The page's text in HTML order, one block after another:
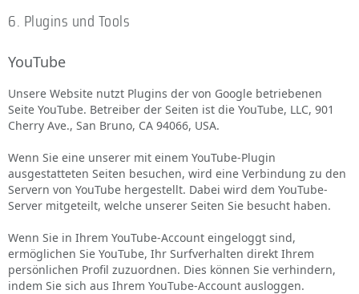
6. Plugins und Tools
YouTube
Unsere Website nutzt Plugins der von Google betriebenen
Seite YouTube. Betreiber der Seiten ist die YouTube, LLC, 901
Cherry Ave., San Bruno, CA 94066, USA.
Wenn Sie eine unserer mit einem YouTube-Plugin
ausgestatteten Seiten besuchen, wird eine Verbindung zu den
Servern von YouTube hergestellt. Dabei wird dem YouTube-
Server mitgeteilt, welche unserer Seiten Sie besucht haben.
Wenn Sie in Ihrem YouTube-Account eingeloggt sind,
ermöglichen Sie YouTube, Ihr Surfverhalten direkt Ihrem
persönlichen Profil zuzuordnen. Dies können Sie verhindern,
indem Sie sich aus Ihrem YouTube-Account ausloggen.